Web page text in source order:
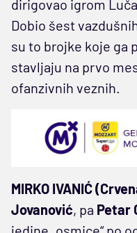
dirigovao igrom
Dobio šest
su to brojke koje ga
stavljaju na prvo
ofanzivnih veznih.
MIRKO IVANIĆ
Jovanović, pa Petar